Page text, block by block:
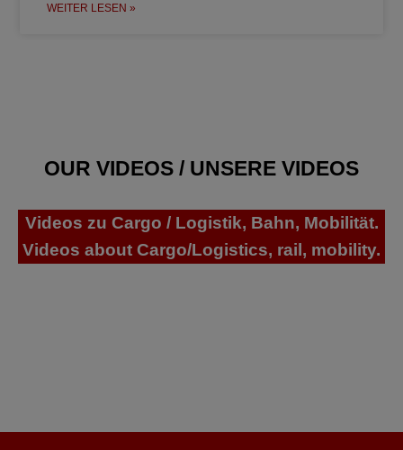
WEITER LESEN »
OUR VIDEOS / UNSERE VIDEOS
Videos zu Cargo / Logistik, Bahn, Mobilität.
Videos about Cargo/Logistics, rail, mobility.